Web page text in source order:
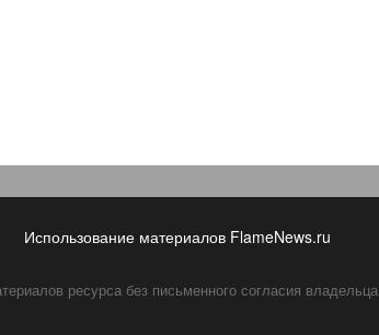
Использование материалов FlameNews.ru
ресурса без письменного согласия владельца